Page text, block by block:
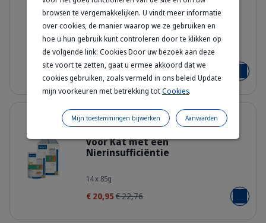
Bag_HPM-
KJ1 Early Kidney & Joint –
Droogvoeding Kat -
Gewrichtsondersteuning
3 kg - 1.5 kg
Vanaf€ 26,18 € 28,46 Voeg
8% korting
KJ2 Kidney & Joint – Natvoeding
voor Kat met een
Nierinsufficiëntie
14 x 85g
€ 20,95€ 22,76 Voeg
browsen te vergemakkelijken. U vindt meer informatie
over cookies, de manier waarop we ze gebruiken en
hoe u hun gebruik kunt controleren door te klikken op
de volgende link: Cookies Door uw bezoek aan deze
site voort te zetten, gaat u ermee akkoord dat we
cookies gebruiken, zoals vermeld in ons beleid Update
mijn voorkeuren met betrekking totCookies.
Aanvaarden
Mijn toestemmingen bijwerken